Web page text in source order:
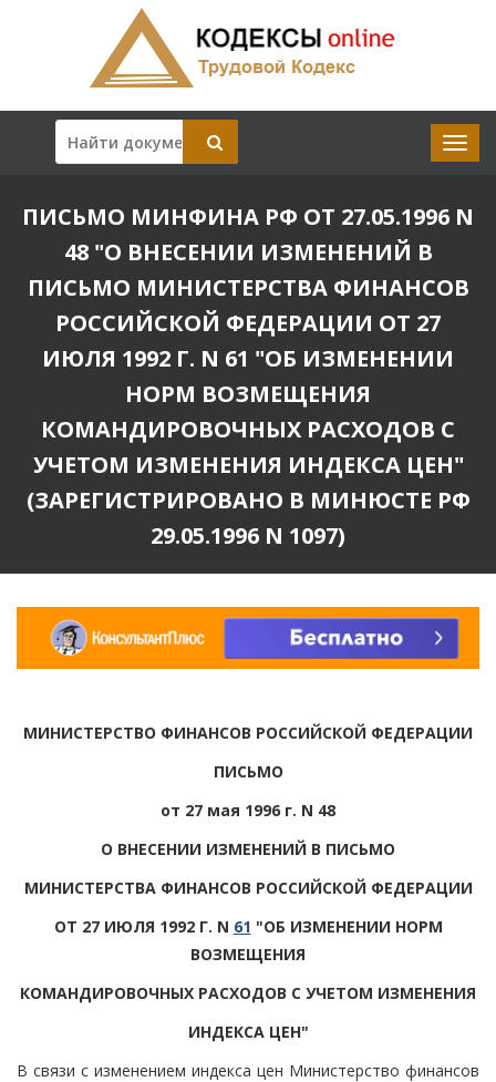
ПИСЬМО МИНФИНА РФ ОТ 27.05.1996 N
48 "О ВНЕСЕНИИ ИЗМЕНЕНИЙ В
ПИСЬМО МИНИСТЕРСТВА ФИНАНСОВ
РОССИЙСКОЙ ФЕДЕРАЦИИ ОТ 27
ИЮЛЯ 1992 Г. N 61 "ОБ ИЗМЕНЕНИИ
НОРМ ВОЗМЕЩЕНИЯ
КОМАНДИРОВОЧНЫХ РАСХОДОВ С
УЧЕТОМ ИЗМЕНЕНИЯ ИНДЕКСА ЦЕН"
(ЗАРЕГИСТРИРОВАНО В МИНЮСТЕ РФ
29.05.1996 N 1097)
МИНИСТЕРСТВО ФИНАНСОВ РОССИЙСКОЙ ФЕДЕРАЦИИ
ПИСЬМО
от 27 мая 1996 г. N 48
О ВНЕСЕНИИ ИЗМЕНЕНИЙ В ПИСЬМО
МИНИСТЕРСТВА ФИНАНСОВ РОССИЙСКОЙ ФЕДЕРАЦИИ
ОТ 27 ИЮЛЯ 1992 Г. N 61 "ОБ ИЗМЕНЕНИИ НОРМ
ВОЗМЕЩЕНИЯ
КОМАНДИРОВОЧНЫХ РАСХОДОВ С УЧЕТОМ ИЗМЕНЕНИЯ
ИНДЕКСА ЦЕН"
В связи с изменением индекса цен Министерство финансов